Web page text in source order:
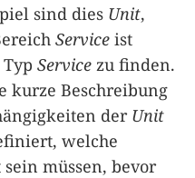
sind dies Unit,
Service ist
Service zu finden.
kurze Beschreibung
der Unit
welche
müssen, bevor